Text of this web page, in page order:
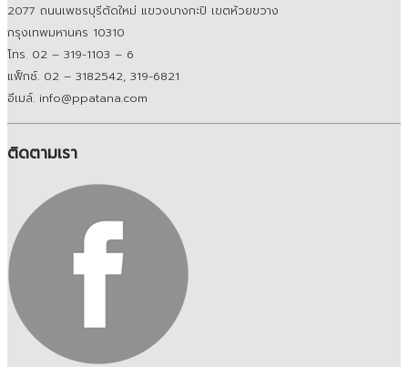
2077 ถนนเพชรบุรีตัดใหม่ แขวงบางกะปิ เขตห้วยขวาง
กรุงเทพมหานคร 10310
โทร. 02 – 319-1103 – 6
แฟ็กซ์. 02 – 3182542, 319-6821
อีเมล์. info@ppatana.com
ติดตามเรา